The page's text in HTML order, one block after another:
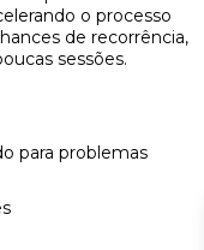
o processo
de recorrência,
sessões.